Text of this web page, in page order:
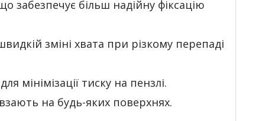
забезпечує більш надійну фіксацію
зміні хвата при різкому перепаді
мінімізації тиску на пензлі.
на будь-яких поверхнях.